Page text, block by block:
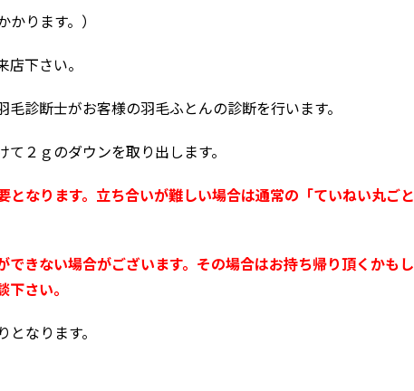
ります。）
下さい。
診断士がお客様の羽毛ふとんの診断を行います。
２ｇのダウンを取り出します。
なります。立ち合いが難しい場合は通常の「ていねい丸ごと
きない場合がございます。 その場合はお持ち帰り頂くかもし
さい。
なります。